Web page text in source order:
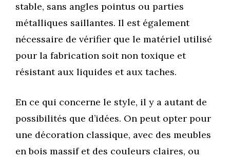
stable, sans angles pointus ou parties
métalliques saillantes. Il est également
nécessaire de vérifier que le matériel utilisé
pour la fabrication soit non toxique et
résistant aux liquides et aux taches.
En ce qui concerne le style, il y a autant de
possibilités que d’idées. On peut opter pour
une décoration classique, avec des meubles
en bois massif et des couleurs claires, ou